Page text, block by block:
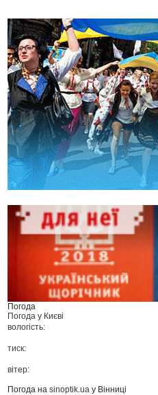
Погода
Погода у Києві
вологість:
тиск:
вітер:
Погода наsinoptik.ua у Вінниці